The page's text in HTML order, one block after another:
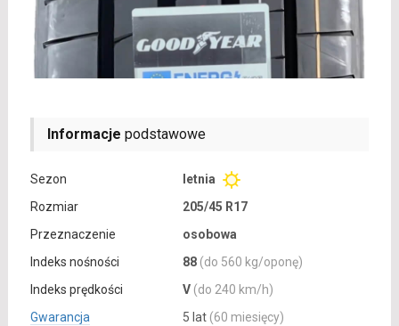
Informacje podstawowe
Sezon
letnia
Rozmiar
205/45 R17
Przeznaczenie
osobowa
Indeks nośności
88 (do 560 kg/oponę)
Indeks prędkości
V (do 240 km/h)
Gwarancja
5 lat (60 miesięcy)